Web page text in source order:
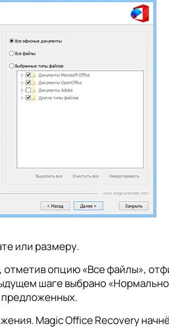
или размеру.
опцию «Все файлы»,
шаге выбрано
Magic Office Recovery